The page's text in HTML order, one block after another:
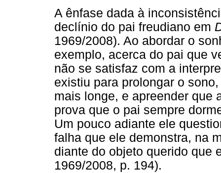
A ênfase dada à
declínio do pai freudiano em
1969/2008). Ao abordar o
exemplo, acerca do pai que
não se satisfaz com a
existiu para prolongar o
mais longe, e apreender que
prova que o pai sempre
Um pouco adiante ele
falha que ele demonstra, na
diante do objeto querido que
1969/2008, p. 194).